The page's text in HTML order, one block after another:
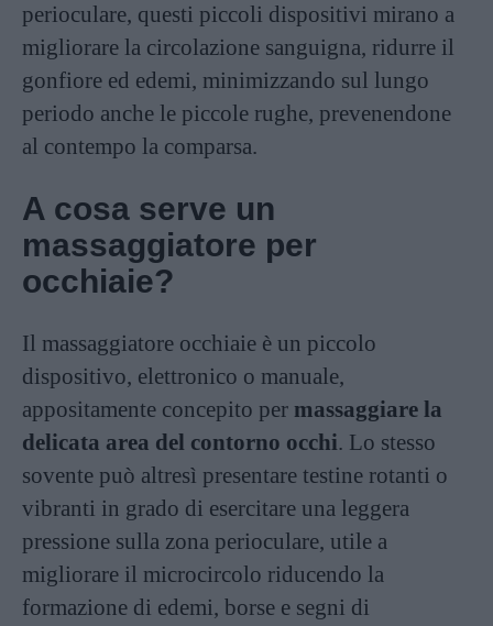
perioculare, questi piccoli dispositivi mirano a
migliorare la circolazione sanguigna, ridurre il
gonfiore ed edemi, minimizzando sul lungo
periodo anche le piccole rughe, prevenendone
al contempo la comparsa.
A cosa serve un
massaggiatore per
occhiaie?
Il massaggiatore occhiaie è un piccolo
dispositivo, elettronico o manuale,
appositamente concepito per massaggiare la
delicata area del contorno occhi. Lo stesso
sovente può altresì presentare testine rotanti o
vibranti in grado di esercitare una leggera
pressione sulla zona perioculare, utile a
migliorare il microcircolo riducendo la
formazione di edemi, borse e segni di